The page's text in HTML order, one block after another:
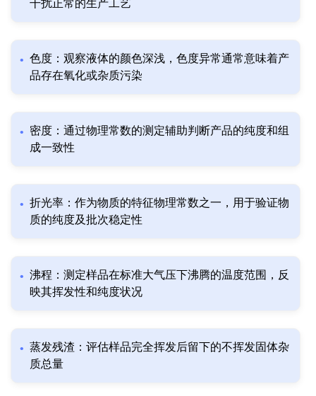
干扰正常的生产工艺
色度：观察液体的颜色深浅，色度异常通常意味着产
品存在氧化或杂质污染
密度：通过物理常数的测定辅助判断产品的纯度和组
成一致性
折光率：作为物质的特征物理常数之一，用于验证物
质的纯度及批次稳定性
沸程：测定样品在标准大气压下沸腾的温度范围，反
映其挥发性和纯度状况
蒸发残渣：评估样品完全挥发后留下的不挥发固体杂
质总量